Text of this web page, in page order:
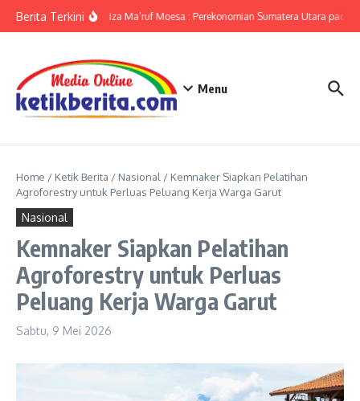
Berita Terkini
KPwBI Sumut Ameriza Ma’ruf Moesa : Perekonomian Sumatera Utara
Menu
Home / Ketik Berita / Nasional / Kemnaker Siapkan Pelatihan
Agroforestry untuk Perluas Peluang Kerja Warga Garut
Nasional
Kemnaker Siapkan Pelatihan
Agroforestry untuk Perluas
Peluang Kerja Warga Garut
Sabtu, 9 Mei 2026